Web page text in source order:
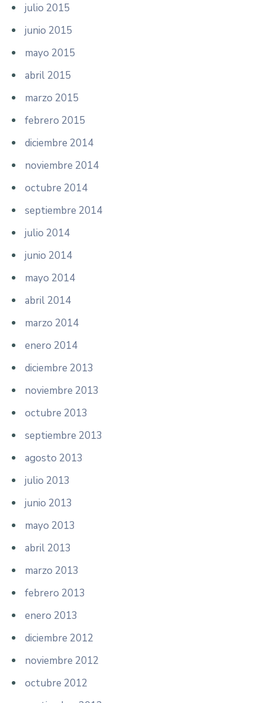
julio 2015
junio 2015
mayo 2015
abril 2015
marzo 2015
febrero 2015
diciembre 2014
noviembre 2014
octubre 2014
septiembre 2014
julio 2014
junio 2014
mayo 2014
abril 2014
marzo 2014
enero 2014
diciembre 2013
noviembre 2013
octubre 2013
septiembre 2013
agosto 2013
julio 2013
junio 2013
mayo 2013
abril 2013
marzo 2013
febrero 2013
enero 2013
diciembre 2012
noviembre 2012
octubre 2012